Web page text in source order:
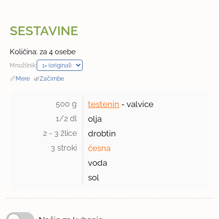
SESTAVINE
Količina: za 4 osebe
Množilnik:
📏Mere · 🌿Začimbe
500 g testenin - valvice
1/2 dl olja
2 - 3 žlice drobtin
3 stroki
česna
voda
sol